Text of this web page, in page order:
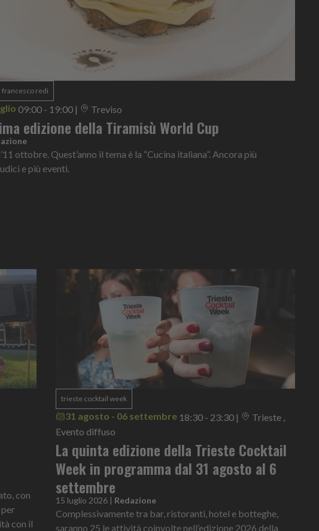
francesco redi
09:00 - 19:00 | Treviso
edizione della Tiramisù World Cup
ottobre. Quest’anno il tema è la “Cucina italiana”. Ancora più
e più eventi.
con
con il
trieste cocktail week
31 agosto - 06 settembre 18:30 - 23:30 |
Trieste ,
Evento diffuso
La quinta edizione della Trieste Cocktail
Week in programma dal 31 agosto al 6
settembre
15 luglio 2026 | Redazione
Complessivamente tra bar, ristoranti, hotel e botteghe,
saranno 25 le attività coinvolte nell’edizione 2026 della